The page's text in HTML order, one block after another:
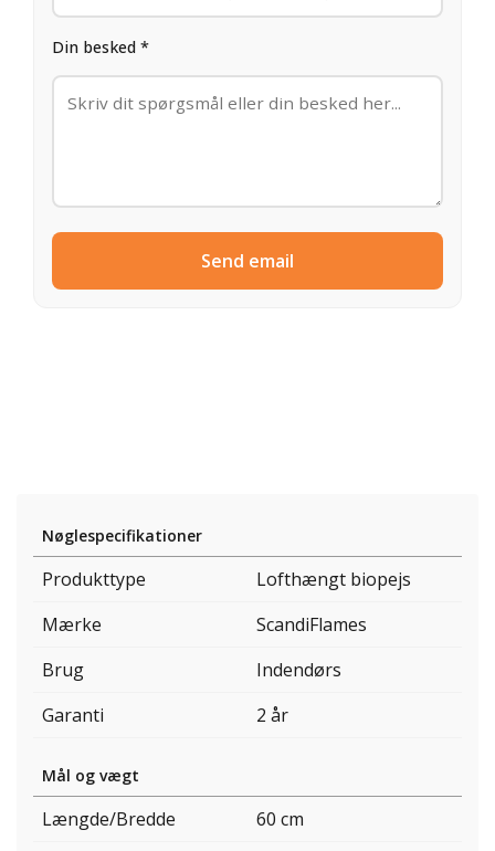
Din besked *
Send email
Nøglespecifikationer
Produkttype
Lofthængt biopejs
Mærke
ScandiFlames
Brug
Indendørs
Garanti
2 år
Mål og vægt
Længde/Bredde
60 cm